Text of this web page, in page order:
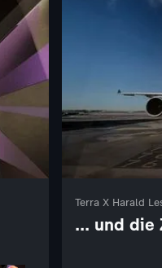
Terra X Harald
... und die